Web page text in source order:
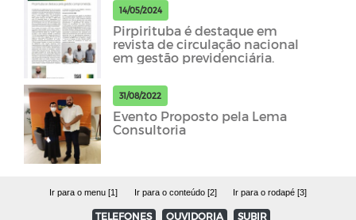
14/05/2024
Pirpirituba é destaque em
revista de circulação nacional
em gestão previdenciária.
31/08/2022
Evento Proposto pela Lema
Consultoria
Ir para o menu [1] Ir para o conteúdo [2] Ir para o rodapé [3]
TELEFONES OUVIDORIA SUBIR